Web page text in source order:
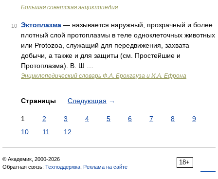
Большая советская энциклопедия
10 Эктоплазма — называется наружный, прозрачный и более
плотный слой протоплазмы в теле одноклеточных животных
или Protozoa, служащий для передвижения, захвата
добычи, а также и для защиты (см. Простейшие и
Протоплазма). В. Ш …
Энциклопедический словарь Ф.А. Брокгауза и И.А. Ефрона
Страницы Следующая →
1 2 3 4 5 6 7 8
9
10
11 12
18+
© Академик, 2000-2026
Обратная связь: Техподдержка Реклама на сайте